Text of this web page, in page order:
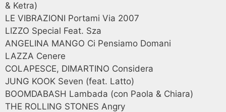
& Ketra)
LE VIBRAZIONI Portami Via 2007
LIZZO Special Feat. Sza
ANGELINA MANGO Ci Pensiamo Domani
LAZZA Cenere
COLAPESCE, DIMARTINO Considera
JUNG KOOK Seven (feat. Latto)
BOOMDABASH Lambada (con Paola & Chiara)
THE ROLLING STONES Angry